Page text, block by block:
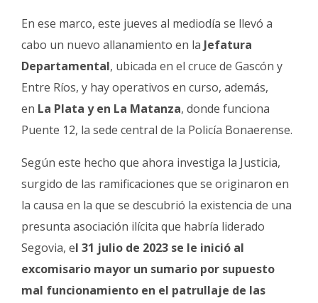
En ese marco, este jueves al mediodía se llevó a
cabo un nuevo allanamiento en la Jefatura
Departamental, ubicada en el cruce de Gascón y
Entre Ríos, y hay operativos en curso, además,
en La Plata y en La Matanza, donde funciona
Puente 12, la sede central de la Policía Bonaerense.
Según este hecho que ahora investiga la Justicia,
surgido de las ramificaciones que se originaron en
la causa en la que se descubrió la existencia de una
presunta asociación ilícita que habría liderado
Segovia, el 31 julio de 2023 se le inició al
excomisario mayor un sumario por supuesto
mal funcionamiento en el patrullaje de las